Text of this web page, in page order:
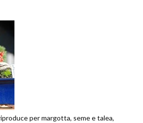
per margotta, seme e talea,